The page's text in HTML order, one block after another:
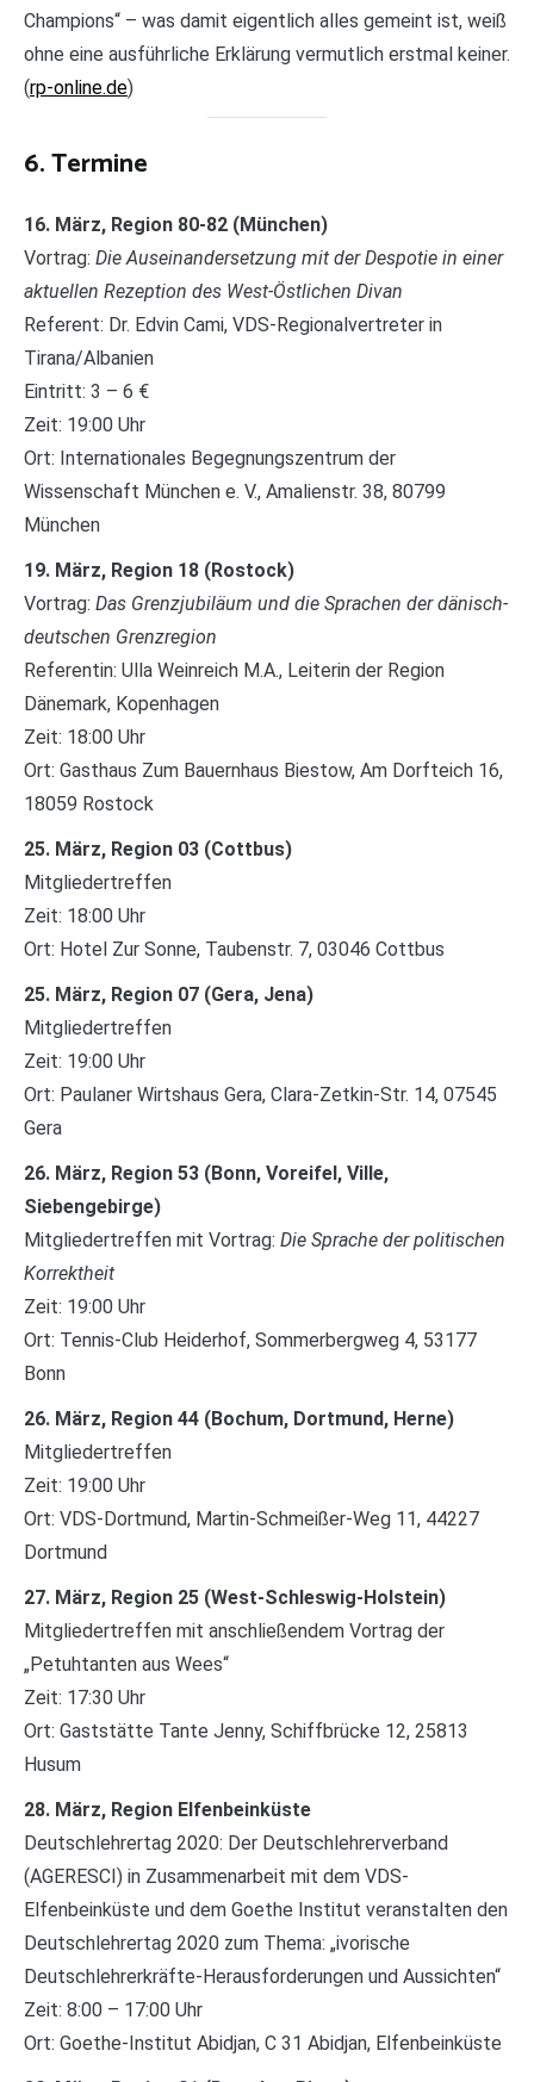
Champions“ – was damit eigentlich alles gemeint ist, weiß
ohne eine ausführliche Erklärung vermutlich erstmal keiner.
(rp-online.de)
6. Termine
16. März, Region 80-82 (München)
Vortrag: Die Auseinandersetzung mit der Despotie in einer
aktuellen Rezeption des West-Östlichen Divan
Referent: Dr. Edvin Cami, VDS-Regionalvertreter in
Tirana/Albanien
Eintritt: 3 – 6 €
Zeit: 19:00 Uhr
Ort: Internationales Begegnungszentrum der
Wissenschaft München e. V., Amalienstr. 38, 80799
München
19. März, Region 18 (Rostock)
Vortrag: Das Grenzjubiläum und die Sprachen der dänisch-
deutschen Grenzregion
Referentin: Ulla Weinreich M.A., Leiterin der Region
Dänemark, Kopenhagen
Zeit: 18:00 Uhr
Ort: Gasthaus Zum Bauernhaus Biestow, Am Dorfteich 16,
18059 Rostock
25. März, Region 03 (Cottbus)
Mitgliedertreffen
Zeit: 18:00 Uhr
Ort: Hotel Zur Sonne, Taubenstr. 7, 03046 Cottbus
25. März, Region 07 (Gera, Jena)
Mitgliedertreffen
Zeit: 19:00 Uhr
Ort: Paulaner Wirtshaus Gera, Clara-Zetkin-Str. 14, 07545
Gera
26. März, Region 53 (Bonn, Voreifel, Ville,
Siebengebirge)
Mitgliedertreffen mit Vortrag: Die Sprache der politischen
Korrektheit
Zeit: 19:00 Uhr
Ort: Tennis-Club Heiderhof, Sommerbergweg 4, 53177
Bonn
26. März, Region 44 (Bochum, Dortmund, Herne)
Mitgliedertreffen
Zeit: 19:00 Uhr
Ort: VDS-Dortmund, Martin-Schmeißer-Weg 11, 44227
Dortmund
27. März, Region 25 (West-Schleswig-Holstein)
Mitgliedertreffen mit anschließendem Vortrag der
„Petuhtanten aus Wees“
Zeit: 17:30 Uhr
Ort: Gaststätte Tante Jenny, Schiffbrücke 12, 25813
Husum
28. März, Region Elfenbeinküste
Deutschlehrertag 2020: Der Deutschlehrerverband
(AGERESCI) in Zusammenarbeit mit dem VDS-
Elfenbeinküste und dem Goethe Institut veranstalten den
Deutschlehrertag 2020 zum Thema: „ivorische
Deutschlehrerkräfte-Herausforderungen und Aussichten“
Zeit: 8:00 – 17:00 Uhr
Ort: Goethe-Institut Abidjan, C 31 Abidjan, Elfenbeinküste